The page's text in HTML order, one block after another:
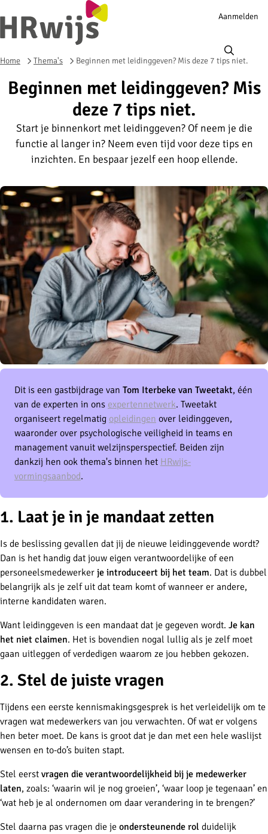
Account
Aanmelden
Home Thema's Beginnen met leidinggeven? Mis deze 7 tips niet.
Beginnen met leidinggeven? Mis
deze 7 tips niet.
Start je binnenkort met leidinggeven? Of neem je die
functie al langer in? Neem even tijd voor deze tips en
inzichten. En bespaar jezelf een hoop ellende.
Dit is een gastbijdrage van Tom Iterbeke van Tweetakt, één
van de experten in ons expertennetwerk. Tweetakt
organiseert regelmatig opleidingen over leidinggeven,
waaronder over psychologische veiligheid in teams en
management vanuit welzijnsperspectief. Beiden zijn
dankzij hen ook thema's binnen het HRwijs-
vormingsaanbod.
1. Laat je in je mandaat zetten
Is de beslissing gevallen dat jij de nieuwe leidinggevende wordt?
Dan is het handig dat jouw eigen verantwoordelijke of een
personeelsmedewerker je introduceert bij het team. Dat is dubbel
belangrijk als je zelf uit dat team komt of wanneer er andere,
interne kandidaten waren.
Want leidinggeven is een mandaat dat je gegeven wordt. Je kan
het niet claimen. Het is bovendien nogal lullig als je zelf moet
gaan uitleggen of verdedigen waarom ze jou hebben gekozen.
2. Stel de juiste vragen
Tijdens een eerste kennismakingsgesprek is het verleidelijk om te
vragen wat medewerkers van jou verwachten. Of wat er volgens
hen beter moet. De kans is groot dat je dan met een hele waslijst
wensen en to-do’s buiten stapt.
Stel eerst vragen die verantwoordelijkheid bij je medewerker
laten, zoals: ‘waarin wil je nog groeien’, ‘waar loop je tegenaan’ en
‘wat heb je al ondernomen om daar verandering in te brengen?’
Stel daarna pas vragen die je ondersteunende rol duidelijk